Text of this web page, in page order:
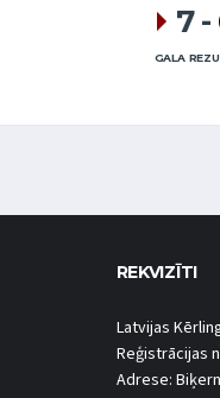
7-
GALA
REKVIZĪTI
Latvijas
Reģistrācijas
Adrese: